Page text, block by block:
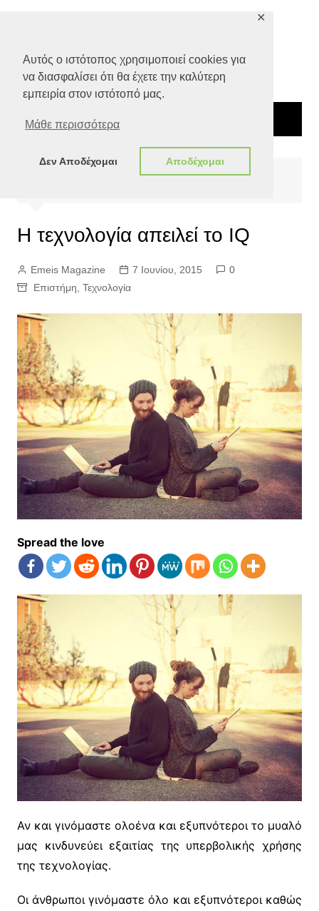
Αυτός ο ιστότοπος χρησιμοποιεί cookies για
να διασφαλίσει ότι θα έχετε την καλύτερη
εμπειρία στον ιστότοπό μας.
Μάθε περισσότερα
Δεν Αποδέχομαι Αποδέχομαι
✕
Τεχνολογία
Η τεχνολογία απειλεί το IQ
Emeis Magazine 7 Ιουνίου, 2015
0
Επιστήμη Τεχνολογία
Spread the love
Αν και γινόμαστε ολοένα και εξυπνότεροι το μυαλό
μας κινδυνεύει εξαιτίας της υπερβολικής χρήσης
της τεχνολογίας.
Οι άνθρωποι γινόμαστε όλο και εξυπνότεροι καθώς